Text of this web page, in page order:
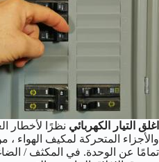
اغلق التيار الكهربائي نظرًا لأخطار
والأجزاء المتحركة لمكيف الهواء
تمامًا عن الوحدة. في المكثف /